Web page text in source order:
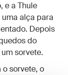
e a Thule
alça para
Depois
do
sorvete.
sorvete, o